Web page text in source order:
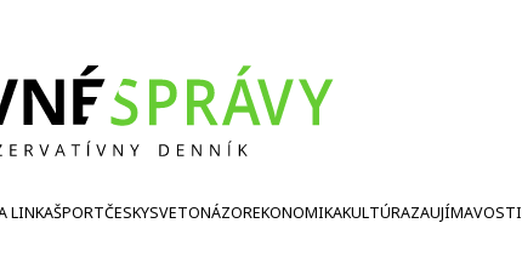
LINKAŠPORTČESKYSVETONÁZOREKONOMIKAKULTÚRAZAUJÍMAVOSTI